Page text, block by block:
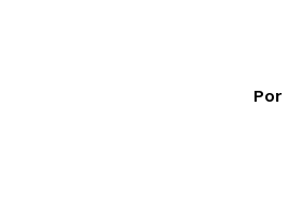
Por